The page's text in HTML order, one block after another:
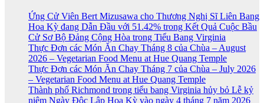
Ứng Cử Viên Bert Mizusawa cho Thương Nghị Sĩ Liên Bang
Hoa Kỳ đang Dẫn Đầu với 51.42% trong Kết Quả Cuộc Bầu
Cử Sơ Bộ Đảng Cộng Hòa trong Tiểu Bang Virginia
Thực Đơn các Món Ăn Chay Tháng 8 của Chùa – August
2026 – Vegetarian Food Menu at Hue Quang Temple
Thực Đơn các Món Ăn Chay Tháng 7 của Chùa – July 2026
– Vegetarian Food Menu at Hue Quang Temple
Thành phố Richmond trong tiểu bang Virginia hủy bỏ Lễ kỷ
niệm Ngày Độc Lập Hoa Kỳ vào ngày 4 tháng 7 năm 2026